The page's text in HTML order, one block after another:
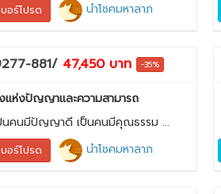
บอร์โปรด นำโชคมหาลาภ
881/ 47,450 บาท -35%
ห่งปัญญาและความสามารถ
นคนมีปัญญาดี เป็นคนมีคุณธรรม ...
บอร์โปรด นำโชคมหาลาภ